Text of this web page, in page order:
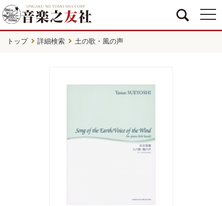
トップ 詳細検索 土の歌・風の声